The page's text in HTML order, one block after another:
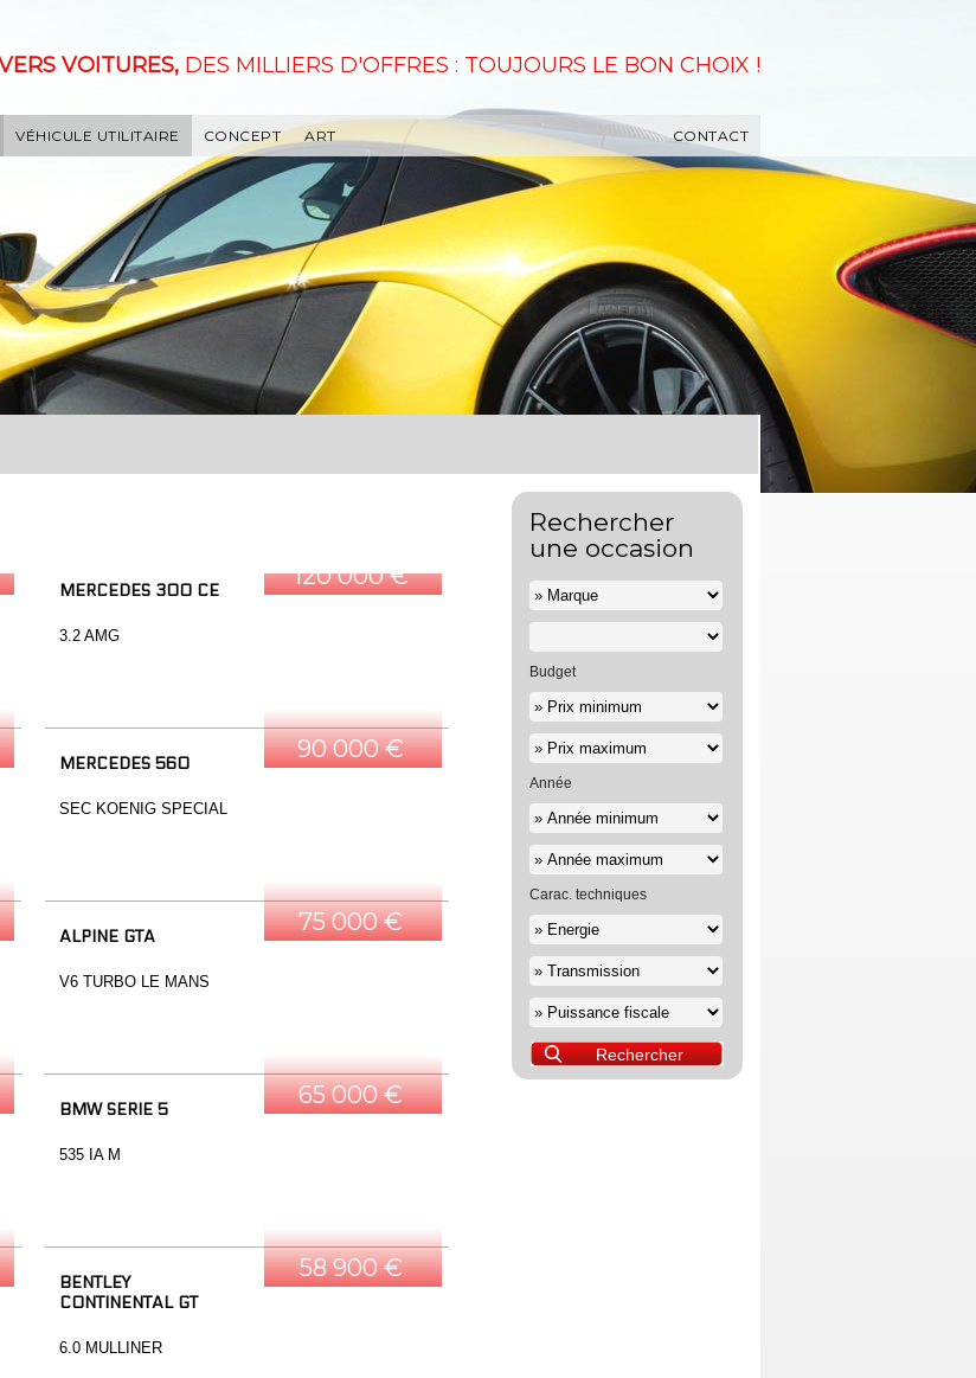
VOITURES, DES MILLIERS D'OFFRES : TOUJOURS LE BON CHOIX !
VÉHICULE UTILITAIRE CONCEPT ART CONTACT
120 000 €
MERCEDES 300 CE
3.2 AMG
90 000 €
MERCEDES 560
SEC KOENIG SPECIAL
75 000 €
ALPINE GTA
V6 TURBO LE MANS
65 000 €
BMW SERIE 5
535 IA M
58 900 €
BENTLEY
CONTINENTAL GT
6.0 MULLINER
Rechercher
une occasion
Budget
Année
Carac. techniques